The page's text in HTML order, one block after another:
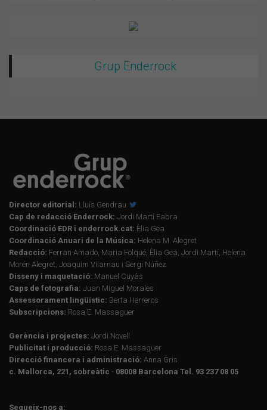
Grup Enderrock
Director editorial: Lluís Gendrau
Cap de redacció Enderrock: Jordi Martí Fabra
Coordinació EDR i enderrock.cat: Èlia Gea
Coordinació Anuari de la Música: Helena M. Alegret
Redacció: Ferran Amado, Maria Folqué, Èlia Gea, Jordi Martí, Helena
Morén Alegret, Joaquim Vilarnau i Sergi Núñez
Disseny i maquetació: Manuel Cuyàs
Caps de fotografia: Juan Miguel Morales
Assessorament lingüístic: Berta Herreros
Subscripcions: Rosa E. Massaguer
Gerència i projectes: Jordi Novell
Publicitat i producció: Rosa E. Massaguer
Direcció financera i administració: Anna Gris
c. Mallorca, 221, sobreàtic · 08008 Barcelona Tel. 93 237 08 05
Segueix-nos a: